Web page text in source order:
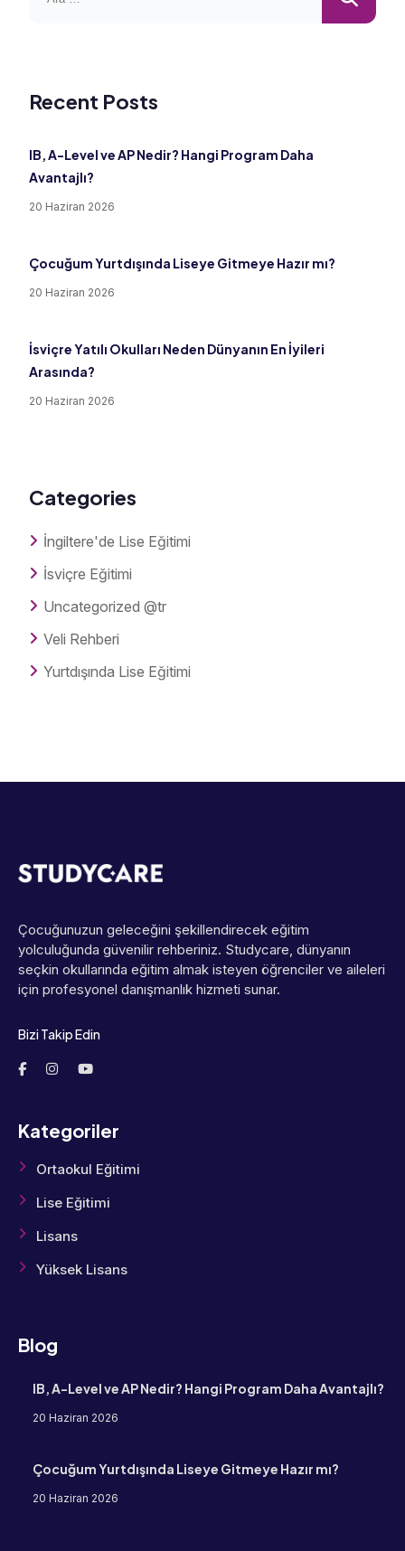
Recent Posts
IB, A-Level ve AP Nedir? Hangi Program Daha
Avantajlı?
20 Haziran 2026
Çocuğum Yurtdışında Liseye Gitmeye Hazır mı?
20 Haziran 2026
İsviçre Yatılı Okulları Neden Dünyanın En İyileri
Arasında?
20 Haziran 2026
Categories
İngiltere'de Lise Eğitimi
İsviçre Eğitimi
Uncategorized @tr
Veli Rehberi
Yurtdışında Lise Eğitimi
Çocuğunuzun geleceğini şekillendirecek eğitim
yolculuğunda güvenilir rehberiniz. Studycare, dünyanın
seçkin okullarında eğitim almak isteyen öğrenciler ve aileleri
için profesyonel danışmanlık hizmeti sunar.
Bizi Takip Edin
Kategoriler
Ortaokul Eğitimi
Lise Eğitimi
Lisans
Yüksek Lisans
Blog
IB, A-Level ve AP Nedir? Hangi Program Daha Avantajlı?
20 Haziran 2026
Çocuğum Yurtdışında Liseye Gitmeye Hazır mı?
20 Haziran 2026